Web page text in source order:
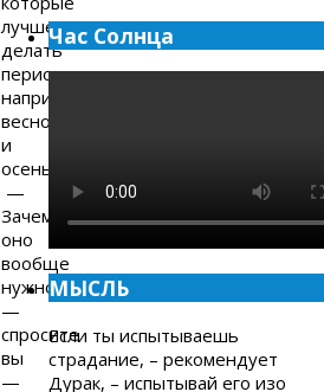
лучше
делать
периодически,
например,
весной
и
осенью.
—
Зачем
оно
вообще
нужно?
—
спросите
вы
—
Час Солнца
МЫСЛЬ
Если ты испытываешь
страдание, – рекомендует
Дурак, – испытывай его изо